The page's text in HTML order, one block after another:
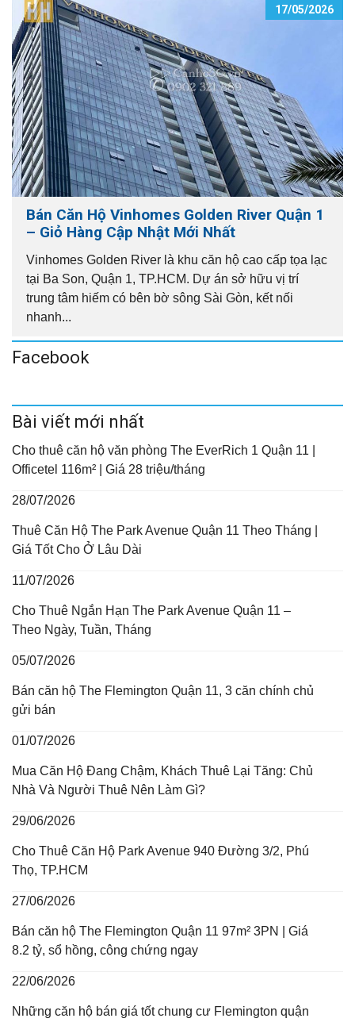
17/05/2026
Bán Căn Hộ Vinhomes Golden River Quận 1
– Giỏ Hàng Cập Nhật Mới Nhất
Vinhomes Golden River là khu căn hộ cao cấp tọa lạc
tại Ba Son, Quận 1, TP.HCM. Dự án sở hữu vị trí
trung tâm hiếm có bên bờ sông Sài Gòn, kết nối
nhanh...
Facebook
Bài viết mới nhất
Cho thuê căn hộ văn phòng The EverRich 1 Quận 11 |
Officetel 116m² | Giá 28 triệu/tháng
28/07/2026
Thuê Căn Hộ The Park Avenue Quận 11 Theo Tháng |
Giá Tốt Cho Ở Lâu Dài
11/07/2026
Cho Thuê Ngắn Hạn The Park Avenue Quận 11 –
Theo Ngày, Tuần, Tháng
05/07/2026
Bán căn hộ The Flemington Quận 11, 3 căn chính chủ
gửi bán
01/07/2026
Mua Căn Hộ Đang Chậm, Khách Thuê Lại Tăng: Chủ
Nhà Và Người Thuê Nên Làm Gì?
29/06/2026
Cho Thuê Căn Hộ Park Avenue 940 Đường 3/2, Phú
Thọ, TP.HCM
27/06/2026
Bán căn hộ The Flemington Quận 11 97m² 3PN | Giá
8.2 tỷ, sổ hồng, công chứng ngay
22/06/2026
Những căn hộ bán giá tốt chung cư Flemington quận